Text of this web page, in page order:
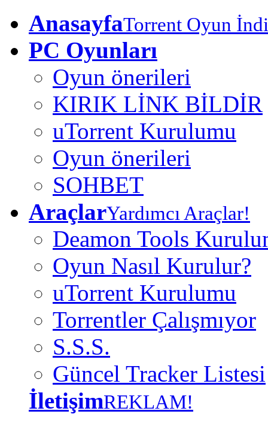
AnasayfaTorrent Oyun
PC Oyunları
Oyun önerileri
KIRIK LİNK BİLDİR
uTorrent Kurulumu
Oyun önerileri
SOHBET
AraçlarYardımcı Araçlar!
Deamon Tools
Oyun Nasıl Kurulur?
uTorrent Kurulumu
Torrentler Çalışmıyor
S.S.S.
Güncel Tracker Listesi
İletişimREKLAM!